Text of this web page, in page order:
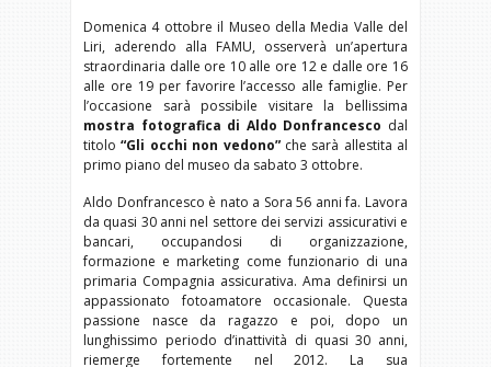
Domenica 4 ottobre il Museo della Media Valle del
Liri, aderendo alla FAMU, osserverà un’apertura
straordinaria dalle ore 10 alle ore 12 e dalle ore 16
alle ore 19 per favorire l’accesso alle famiglie. Per
l’occasione sarà possibile visitare la bellissima
mostra fotografica di Aldo Donfrancesco dal
titolo“Gli occhi non vedono” che sarà allestita al
primo piano del museo da sabato 3 ottobre.
Aldo Donfrancesco è nato a Sora 56 anni fa. Lavora
da quasi 30 anni nel settore dei servizi assicurativi e
bancari, occupandosi di organizzazione,
formazione e marketing come funzionario di una
primaria Compagnia assicurativa. Ama definirsi un
appassionato fotoamatore occasionale. Questa
passione nasce da ragazzo e poi, dopo un
lunghissimo periodo d’inattività di quasi 30 anni,
riemerge fortemente nel 2012. La sua